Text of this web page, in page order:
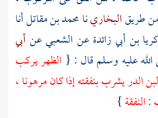
طريقالبخارينامحمد بن مقاتلأنا
بن أبي زائدةعن الشعبيعنأبي
عليه وسلم قال : { الظهر يركب
الدر يشرب بنفقته إذا كان مرهونا ،
}